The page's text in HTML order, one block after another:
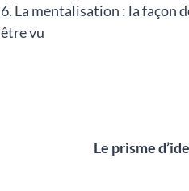
La mentalisation : la façon
être vu
Le prisme